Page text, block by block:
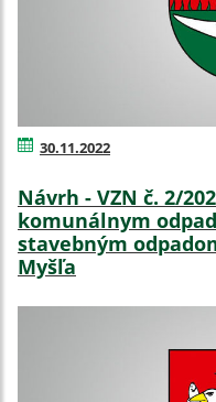
30.11.2022
Návrh - VZN č. 2/
komunálnym
stavebným
Myšľa